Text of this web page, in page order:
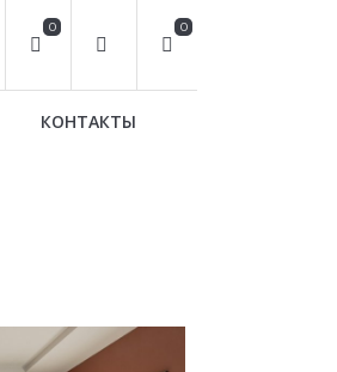
0 0
КОНТАКТЫ